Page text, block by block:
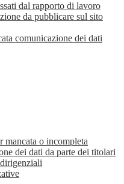
dal rapporto di lavoro
da pubblicare sul sito
comunicazione dei dati
mancata o incompleta
dei dati da parte dei titolari